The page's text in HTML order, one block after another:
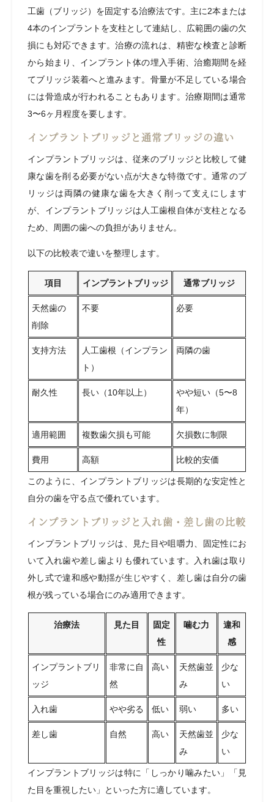
工歯（ブリッジ）を固定する治療法です。主に2本または
4本のインプラントを支柱として連結し、広範囲の歯の欠
損にも対応できます。治療の流れは、精密な検査と診断
から始まり、インプラント体の埋入手術、治癒期間を経
てブリッジ装着へと進みます。骨量が不足している場合
には骨造成が行われることもあります。治療期間は通常
3〜6ヶ月程度を要します。
インプラントブリッジと通常ブリッジの違い
インプラントブリッジは、従来のブリッジと比較して健
康な歯を削る必要がない点が大きな特徴です。通常のブ
リッジは両隣の健康な歯を大きく削って支えにします
が、インプラントブリッジは人工歯根自体が支柱となる
ため、周囲の歯への負担がありません。
以下の比較表で違いを整理します。
項目 インプラントブリッジ 通常ブリッジ
天然歯の
削除
不要 必要
支持方法
人工歯根（インプラン
ト）
両隣の歯
耐久性 長い（10年以上）
やや短い（5〜8
年）
適用範囲 複数歯欠損も可能 欠損数に制限
費用 高額 比較的安価
このように、インプラントブリッジは長期的な安定性と
自分の歯を守る点で優れています。
インプラントブリッジと入れ歯・差し歯の比較
インプラントブリッジは、見た目や咀嚼力、固定性にお
いて入れ歯や差し歯よりも優れています。入れ歯は取り
外し式で違和感や動揺が生じやすく、差し歯は自分の歯
根が残っている場合にのみ適用できます。
治療法 見た目
固定
性
噛む力
違和
感
インプラントブリ
ッジ
非常に自
然
高い
天然歯並
み
少な
い
入れ歯 やや劣る 低い 弱い 多い
差し歯 自然 高い
天然歯並
み
少な
い
インプラントブリッジは特に「しっかり噛みたい」「見
た目を重視したい」といった方に適しています。